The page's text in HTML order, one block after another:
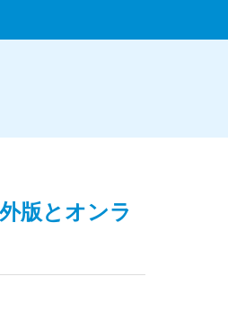
版とオンラ